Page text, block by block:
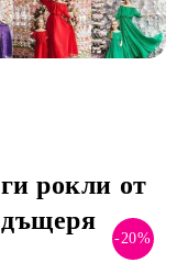
рокли от
-20%